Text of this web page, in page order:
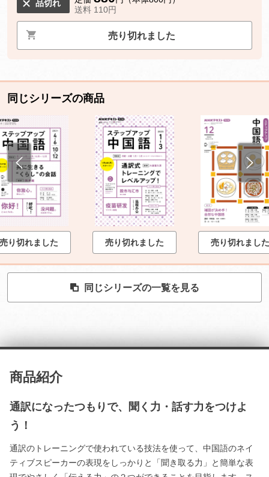
品切れ
送料 110円
売り切れました
同じシリーズの商品
売り切れました 売り切れました 売り切れました
同じシリーズの一覧を見る
商品紹介
通訳になったつもりで、聞く力・話す力をつけよ
う！
通訳のトレーニングで使われている技法を使って、中国語のネイ
ティブスピーカーの表現をしっかりと「聞き取る力」と簡単な表